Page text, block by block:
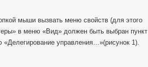
мыши вызвать меню свойств (для этого
в меню «Вид» должен быть выбран пункт
управления…»(рисунок 1).